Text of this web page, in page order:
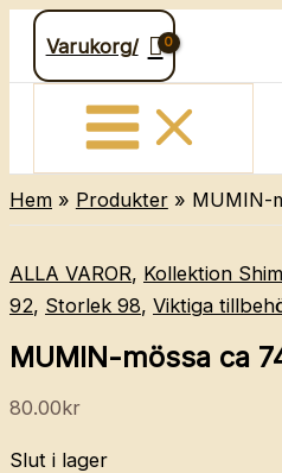
Hoppa
innehåll
Varukorg/
Hem Produkter MUMIN-
ALLA VAROR, Kollektion
92, Storlek 98, Viktiga
MUMIN-mössa ca
80.00kr
Slut i lager